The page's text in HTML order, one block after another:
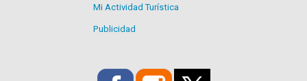
Mi Actividad Turística
Publicidad